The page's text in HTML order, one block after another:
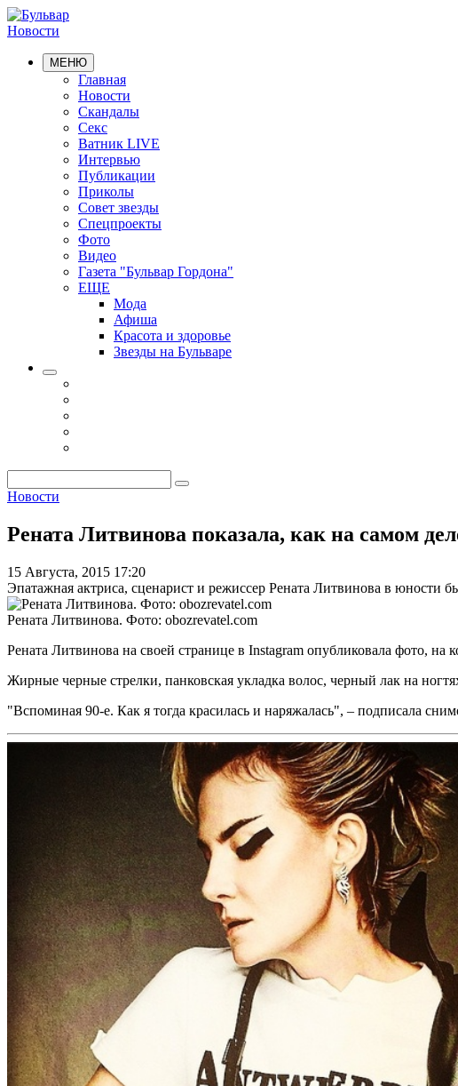
Новости
МЕНЮ
Главная
Новости
Скандалы
Секс
Ватник LIVE
Интервью
Публикации
Приколы
Совет звезды
Спецпроекты
Фото
Видео
Газета "Бульвар Гордона"
ЕЩЕ
Мода
Афиша
Красота и здоровье
Звезды на Бульваре
Новости
Рената Литвинова показала, как на самом
15 Августа, 2015 17:20
Эпатажная актриса, сценарист и режиссер Рената Литвинова в юности
Рената Литвинова. Фото: obozrevatel.com
Рената Литвинова на своей странице в Instagram опубликовала фото, на
Жирные черные стрелки, панковская укладка волос, черный лак на
"Вспоминая 90-е. Как я тогда красилась и наряжалась", – подписала